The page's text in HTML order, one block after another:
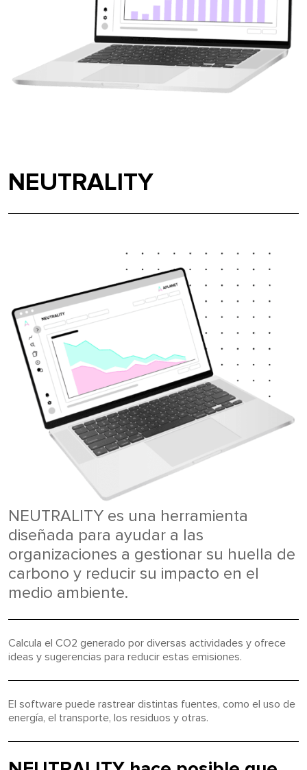
NEUTRALITY
NEUTRALITY es una herramienta
diseñada para ayudar a las
organizaciones a gestionar su huella de
carbono y reducir su impacto en el
medio ambiente.
Calcula el CO2 generado por diversas actividades y ofrece
ideas y sugerencias para reducir estas emisiones.
El software puede rastrear distintas fuentes, como el uso de
energía, el transporte, los residuos y otras.